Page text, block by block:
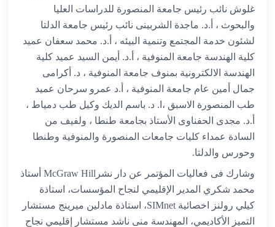
غلوش نائب رئيس جامعة المنصورة للدراسات العليا
والبحوث ، أ.د. ماجدة الشربينى نائب رئيس جامعة الدلتا
لشئون خدمة المجتمع وتنمية البيئه ، أ.د. محمد سعفان عميد
كلية الهندسة جامعة المنوفية ، أ.د. أيمن السيد عميد كلية
الهندسة الالكترونية بمنوف جامعة المنوفية ، د. أكرامى
جمال أمين عام جامعة المنوفية ، أ.د عمرو سرحان عميد
طب المنصورة الاسبق ،ا. د. باسم الديك وكيل طب دمياط ،
أ.د. مجدى الحفناوى الأستاذ بجامعة طنطا ، ولفيف من
السادة عمداء كليات جامعات المنصورة والمنوفية وطنطا
وحورس والدلتا.
وشارك فى فعاليات المؤتمر عن دار نشرMcGraw Hill أستاذ
محمد شكري المدير الإقليمي لنجاح المؤسسات، استاذة
كيلي رولنز اخصائية SIMnet، استاذة مادلين ميرينج مستشار
التميز الأكاديمي، المهندسة منى ناشد مستشار إقليمي نجاح